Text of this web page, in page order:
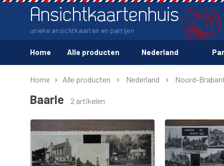
Ansichtkaartenhuis
unieke ansichtkaarten en partijen
Home Alle producten Nederland
Home Alle producten Nederland Noord-
Baarle 2 artikelen